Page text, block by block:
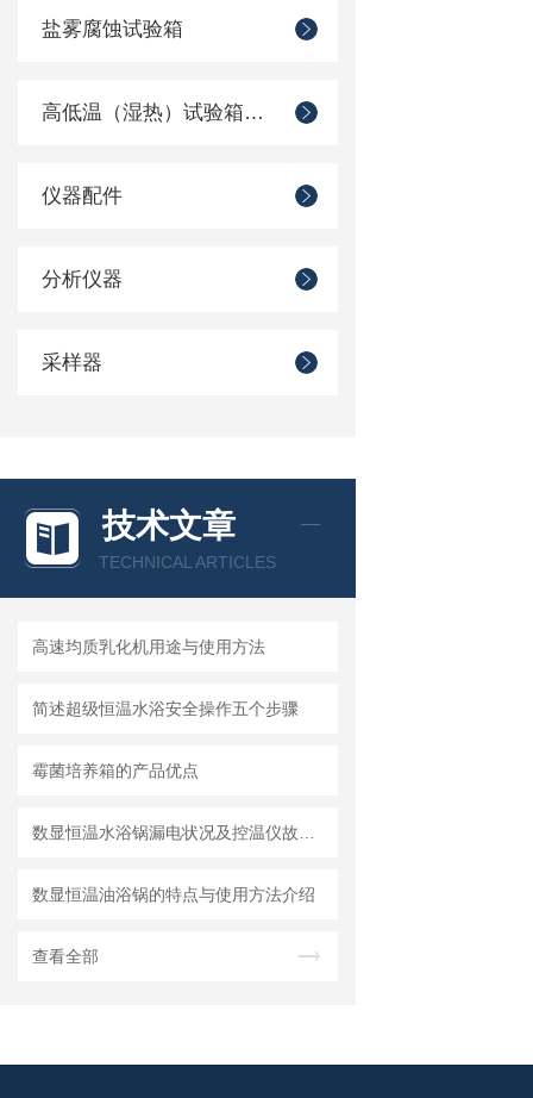
盐雾腐蚀试验箱
高低温（湿热）试验箱系列
仪器配件
分析仪器
采样器
技术文章
TECHNICAL ARTICLES
高速均质乳化机用途与使用方法
简述超级恒温水浴安全操作五个步骤
霉菌培养箱的产品优点
数显恒温油浴锅的特点与使用方法介绍
查看全部